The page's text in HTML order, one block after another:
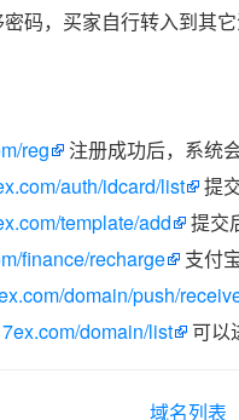
码，买家自行转入到其它
reg
注册成功后，系统
auth/idcard/list
提
template/add
提交
finance/recharge
支付
domain/push/
domain/list 可以
域名列表